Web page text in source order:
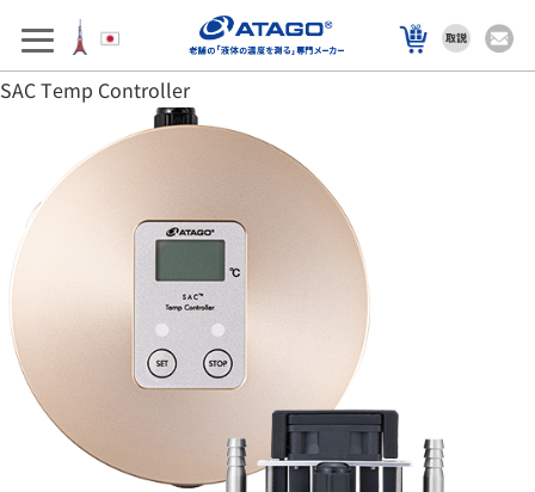
アフターサポート
製品を選ぶ
SAC Temp Controller